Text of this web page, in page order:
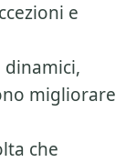
e
dinamici,
migliorare
che